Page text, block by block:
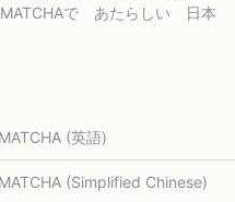
で あたらしい 日本
MATCHA (英語)
MATCHA (Simplified Chinese)